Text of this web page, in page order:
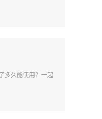
多久能使用？一起